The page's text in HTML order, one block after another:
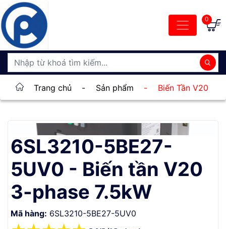
0
Trang chủ - Sản phẩm - Biến Tần V20
6SL3210-5BE27-
5UV0 - Biến tần V20
3-phase 7.5kW
Mã hàng: 6SL3210-5BE27-5UV0